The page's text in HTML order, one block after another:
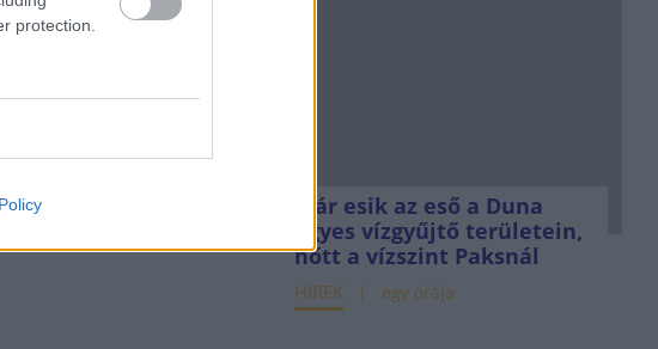
protection.
Már esik az eső a Duna
egyes vízgyűjtő területein,
nőtt a vízszint Paksnál
HÍREK egy órája